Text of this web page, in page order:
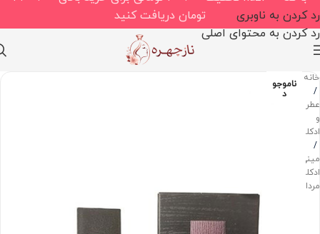
رد کردن به ناوبری
رد کردن به محتوای اصلی
تومان دریافت کنید
خانه
/
عطر
و
ادکلن
/
مینی
ادکلن
مردانه
ناموجو
د